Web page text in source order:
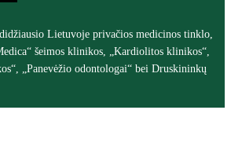
Lietuvoje privačios medicinos tinklo,
šeimos klinikos, „Kardiolitos klinikos“,
„Panevėžio odontologai“ bei Druskininkų